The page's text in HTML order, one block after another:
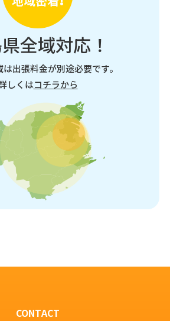
全域対応！
出張料金が別途必要です。
しくはコチラから
CONTACT